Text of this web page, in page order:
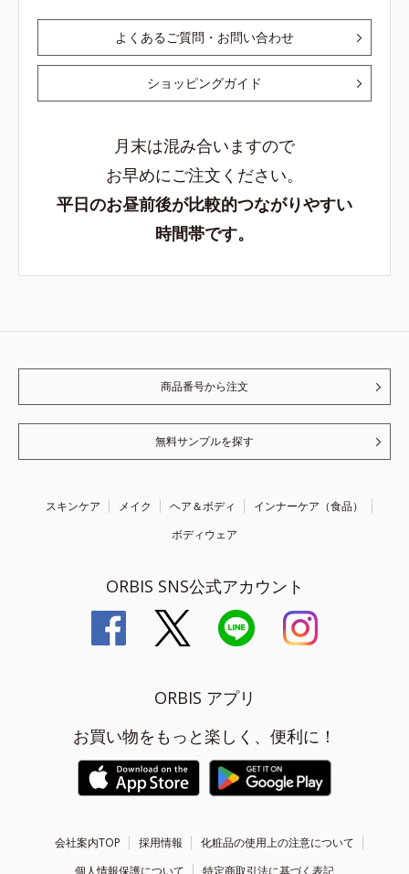
よくあるご質問・お問い合わせ
ショッピングガイド
月末は混み合いますので
お早めにご注文ください。
平日のお昼前後が比較的つながりやすい
時間帯です。
商品番号から注文
無料サンプルを探す
スキンケア メイク ヘア＆ボディ
インナーケア（食品）
ボディウェア
ORBIS SNS公式アカウント
ORBIS アプリ
お買い物をもっと楽しく、便利に！
会社案内TOP 採用情報
化粧品の使用上の注意について
個人情報保護について
特定商取引法に基づく表記